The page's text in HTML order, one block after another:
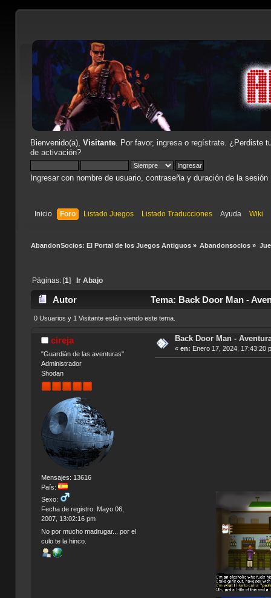
Bienvenido(a), Visitante. Por favor, ingresao regístrate. ¿Perdiste
de activación?
Ingresar con nombre de usuario, contraseña y duración de la sesión
Inicio Foro Listado Juegos Listado Traducciones Ayuda Wiki
AbandonSocios: El Portal de los Juegos Antiguos» Abandonsocios »
Páginas: [1] Ir Abajo
Autor Tema: Back Door Man -
0 Usuarios y 1 Visitante están viendo este tema.
cireja
"Guardián de las aventuras"
Administrador
Shodan
Mensajes: 13616
País:
Sexo:
Fecha de registro: Mayo 06,
2007, 13:02:16 pm
No por mucho madrugar... por el
culo te la hinco.
Back Door Man -
« en: Enero 17, 2024, 17:43:20